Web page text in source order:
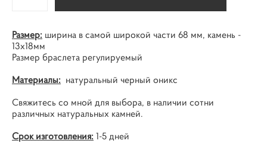
Размер: ширина в самой широкой части 68 мм, камень -
13х18мм
Размер браслета регулируемый
Материалы: натуральный черный оникс
Свяжитесь со мной для выбора, в наличии сотни
различных натуральных камней.
Срок изготовления: 1-5 дней